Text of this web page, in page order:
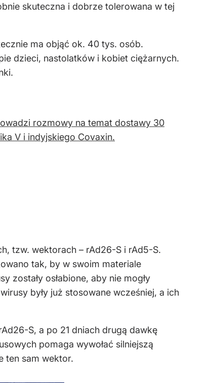
skuteczna i dobrze tolerowana w tej
ma objąć ok. 40 tys. osób.
dzieci, nastolatków i kobiet ciężarnych.
rozmowy na temat dostawy 30
V i indyjskiego Covaxin.
tzw. wektorach – rAd26-S i rAd5-S.
tak, by w swoim materiale
zostały osłabione, aby nie mogły
były już stosowane wcześniej, a ich
S, a po 21 dniach drugą dawkę
pomaga wywołać silniejszą
ten sam wektor.